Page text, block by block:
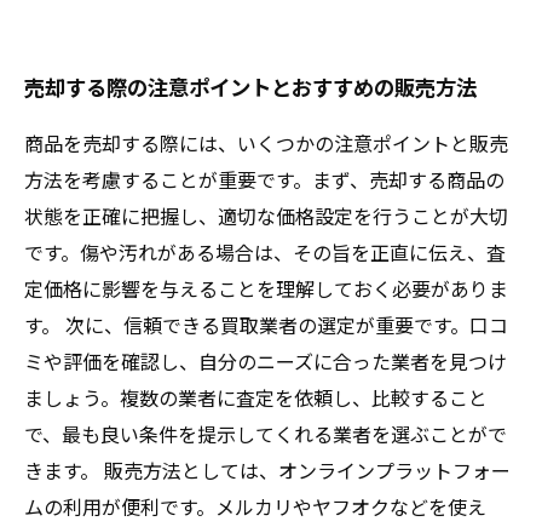
売却する際の注意ポイントとおすすめの販売方法
商品を売却する際には、いくつかの注意ポイントと販売
方法を考慮することが重要です。まず、売却する商品の
状態を正確に把握し、適切な価格設定を行うことが大切
です。傷や汚れがある場合は、その旨を正直に伝え、査
定価格に影響を与えることを理解しておく必要がありま
す。 次に、信頼できる買取業者の選定が重要です。口コ
ミや評価を確認し、自分のニーズに合った業者を見つけ
ましょう。複数の業者に査定を依頼し、比較すること
で、最も良い条件を提示してくれる業者を選ぶことがで
きます。 販売方法としては、オンラインプラットフォー
ムの利用が便利です。メルカリやヤフオクなどを使え